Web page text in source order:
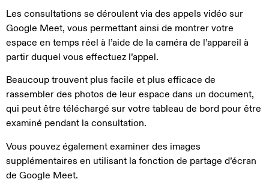
Les consultations se déroulent via des appels vidéo sur
Google Meet, vous permettant ainsi de montrer votre
espace en temps réel à l’aide de la caméra de l’appareil à
partir duquel vous effectuez l’appel.
Beaucoup trouvent plus facile et plus efficace de
rassembler des photos de leur espace dans un document,
qui peut être téléchargé sur votre tableau de bord pour être
examiné pendant la consultation.
Vous pouvez également examiner des images
supplémentaires en utilisant la fonction de partage d’écran
de Google Meet.